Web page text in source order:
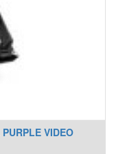
VIDEO